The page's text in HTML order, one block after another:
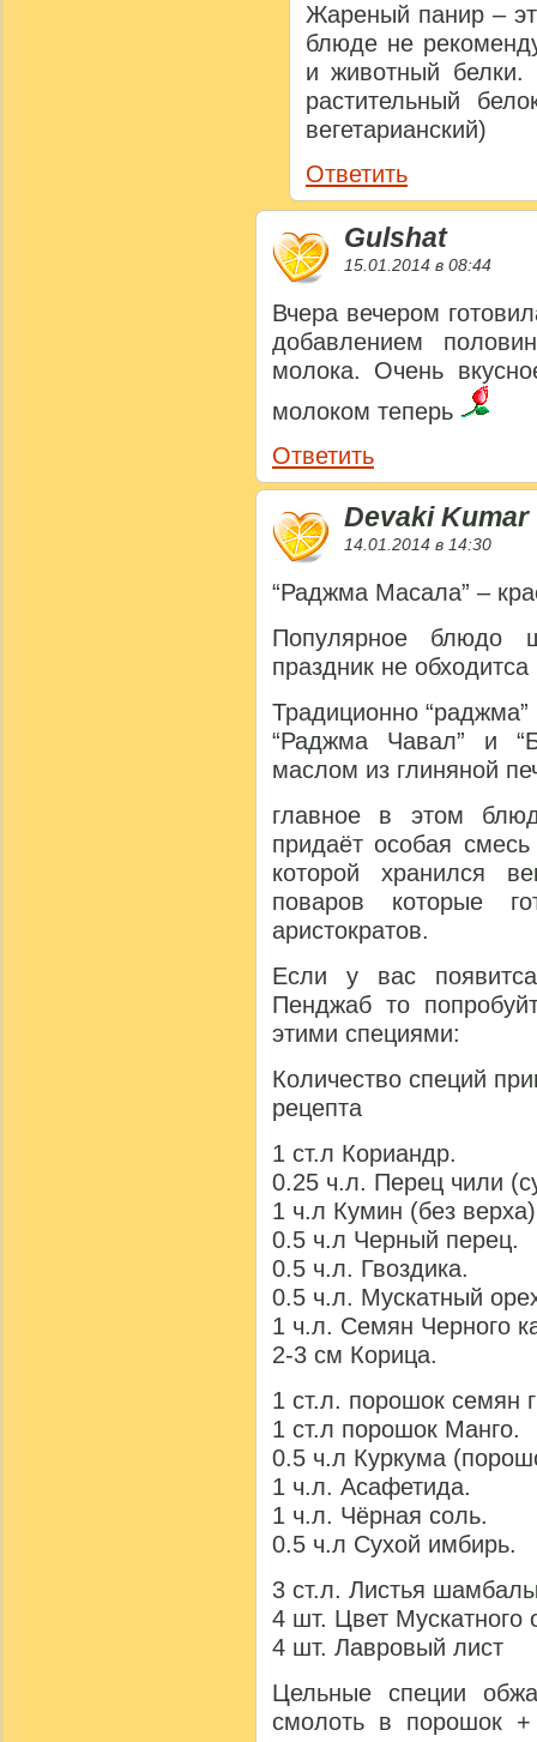
Жареный панир –
блюде не
и животный
растительный
вегетарианский)
Ответить
Gulshat
15.01.2014 в 08:44
Вчера вечером
добавлением
молока. Очень
молоком теперь
Ответить
Devaki Kumar
14.01.2014 в 14:30
“Раджма Масала” –
Популярное блюдо
праздник не
Традиционно
“Раджма Чавал” и
маслом из глиняной
главное в этом
придаёт особая
которой хранился
поваров которые
аристократов.
Если у вас
Пенджаб то
этими специями:
Количество специй
рецепта
1 ст.л Кориандр.
0.25 ч.л. Перец чили
1 ч.л Кумин (без
0.5 ч.л Черный перец.
0.5 ч.л. Гвоздика.
0.5 ч.л. Мускатный
1 ч.л. Семян Черного
2-3 см Корица.
1 ст.л. порошок семян
1 ст.л порошок Манго.
0.5 ч.л Куркума
1 ч.л. Асафетида.
1 ч.л. Чёрная соль.
0.5 ч.л Сухой имбирь.
3 ст.л. Листья
4 шт. Цвет Мускатного
4 шт. Лавровый лист
Цельные специи
смолоть в порошок